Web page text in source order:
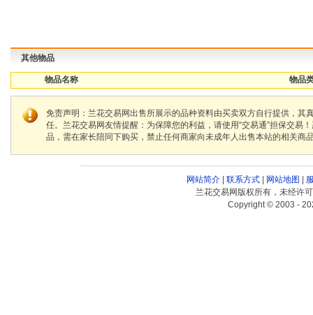
其他物品
物品名称 物品
免责声明：兰花交易网出售所展示的品种资料由买卖双方自行提供，
任。兰花交易网友情提醒：为保障您的利益，请使用“交易通”担保交
品，需在家长陪同下购买，禁止任何商家向未成年人出售本站的相关商
网站简介| 联系方式| 网站地图
兰花交易网版权所有，未经许
Copyright © 2003 -